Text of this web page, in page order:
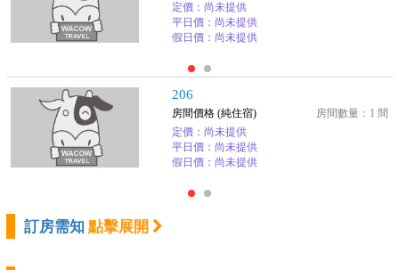
定價：尚未提供
平日價：尚未提供
假日價：尚未提供
206
房間數量：1 間
房間價格 (純住宿)
定價：尚未提供
平日價：尚未提供
假日價：尚未提供
訂房需知 點擊展開